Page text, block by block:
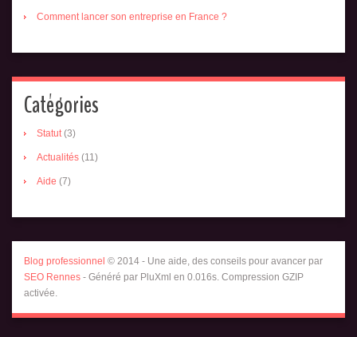
Comment lancer son entreprise en France ?
Catégories
Statut(3)
Actualités (11)
Aide (7)
Blog professionnel © 2014 - Une aide, des conseils pour avancer par
SEO Rennes - Généré par PluXml en 0.016s. Compression GZIP
activée.